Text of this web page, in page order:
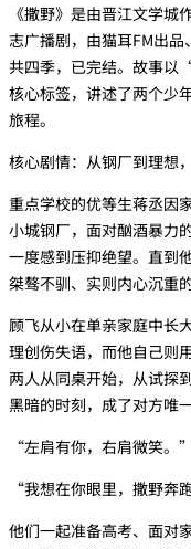
《撒野》是由晋江文学城
志广播剧，由‌猫耳FM‌出
共四季，已完结。故事
核心标签，讲述了两个少
旅程。
核心剧情：从钢厂到理
重点学校的优等生‌蒋丞‌
小城钢厂，面对酗酒暴力
一度感到压抑绝望。直
桀骜不驯、实则内心沉重的
顾飞从小在单亲家庭中长
理创伤失语，而他自己则
两人从同桌开始，从试探
黑暗的时刻，成了对方唯一
“左肩有你，右肩微笑。”
“我想在你眼里，撒野奔
他们一起准备高考、面对